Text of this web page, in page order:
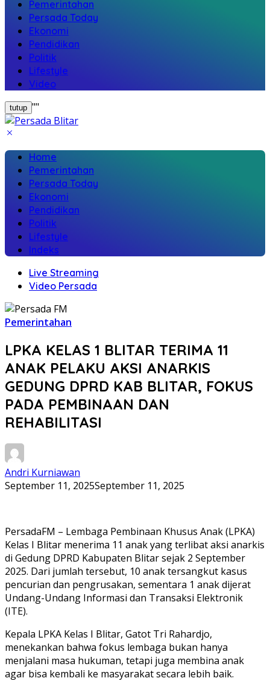
Pemerintahan
Persada Today
Ekonomi
Pendidikan
Politik
Lifestyle
Video
tutup ""
Home
Pemerintahan
Persada Today
Ekonomi
Pendidikan
Politik
Lifestyle
Indeks
Live Streaming
Video Persada
Pemerintahan
LPKA KELAS 1 BLITAR TERIMA 11
ANAK PELAKU AKSI ANARKIS
GEDUNG DPRD KAB BLITAR, FOKUS
PADA PEMBINAAN DAN
REHABILITASI
Andri Kurniawan
September 11, 2025September 11, 2025
PersadaFM – Lembaga Pembinaan Khusus Anak (LPKA)
Kelas I Blitar menerima 11 anak yang terlibat aksi anarkis
di Gedung DPRD Kabupaten Blitar sejak 2 September
2025. Dari jumlah tersebut, 10 anak tersangkut kasus
pencurian dan pengrusakan, sementara 1 anak dijerat
Undang-Undang Informasi dan Transaksi Elektronik
(ITE).
Kepala LPKA Kelas I Blitar, Gatot Tri Rahardjo,
menekankan bahwa fokus lembaga bukan hanya
menjalani masa hukuman, tetapi juga membina anak
agar bisa kembali ke masyarakat secara lebih baik.